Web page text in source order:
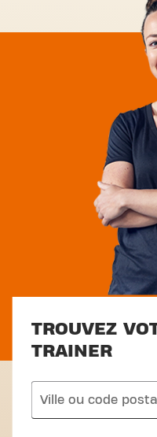
TROUVEZ
TRAINER
search